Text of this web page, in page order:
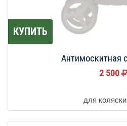
КУПИТЬ
Антимоскитная
2 500
для